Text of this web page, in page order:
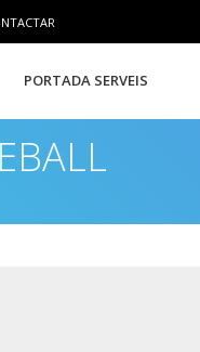
PORTADA SERVEIS